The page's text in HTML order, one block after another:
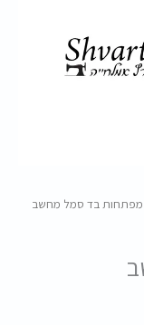
מפתחות בד סמל מחשב